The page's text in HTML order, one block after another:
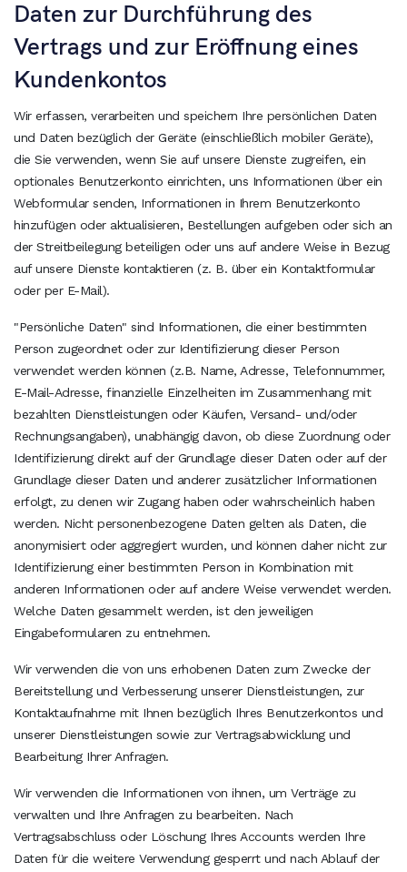
Daten zur Durchführung des
Vertrags und zur Eröffnung eines
Kundenkontos
Wir erfassen, verarbeiten und speichern Ihre persönlichen Daten
und Daten bezüglich der Geräte (einschließlich mobiler Geräte),
die Sie verwenden, wenn Sie auf unsere Dienste zugreifen, ein
optionales Benutzerkonto einrichten, uns Informationen über ein
Webformular senden, Informationen in Ihrem Benutzerkonto
hinzufügen oder aktualisieren, Bestellungen aufgeben oder sich an
der Streitbeilegung beteiligen oder uns auf andere Weise in Bezug
auf unsere Dienste kontaktieren (z. B. über ein Kontaktformular
oder per E-Mail).
"Persönliche Daten" sind Informationen, die einer bestimmten
Person zugeordnet oder zur Identifizierung dieser Person
verwendet werden können (z.B. Name, Adresse, Telefonnummer,
E-Mail-Adresse, finanzielle Einzelheiten im Zusammenhang mit
bezahlten Dienstleistungen oder Käufen, Versand- und/oder
Rechnungsangaben), unabhängig davon, ob diese Zuordnung oder
Identifizierung direkt auf der Grundlage dieser Daten oder auf der
Grundlage dieser Daten und anderer zusätzlicher Informationen
erfolgt, zu denen wir Zugang haben oder wahrscheinlich haben
werden. Nicht personenbezogene Daten gelten als Daten, die
anonymisiert oder aggregiert wurden, und können daher nicht zur
Identifizierung einer bestimmten Person in Kombination mit
anderen Informationen oder auf andere Weise verwendet werden.
Welche Daten gesammelt werden, ist den jeweiligen
Eingabeformularen zu entnehmen.
Wir verwenden die von uns erhobenen Daten zum Zwecke der
Bereitstellung und Verbesserung unserer Dienstleistungen, zur
Kontaktaufnahme mit Ihnen bezüglich Ihres Benutzerkontos und
unserer Dienstleistungen sowie zur Vertragsabwicklung und
Bearbeitung Ihrer Anfragen.
Wir verwenden die Informationen von ihnen, um Verträge zu
verwalten und Ihre Anfragen zu bearbeiten. Nach
Vertragsabschluss oder Löschung Ihres Accounts werden Ihre
Daten für die weitere Verwendung gesperrt und nach Ablauf der